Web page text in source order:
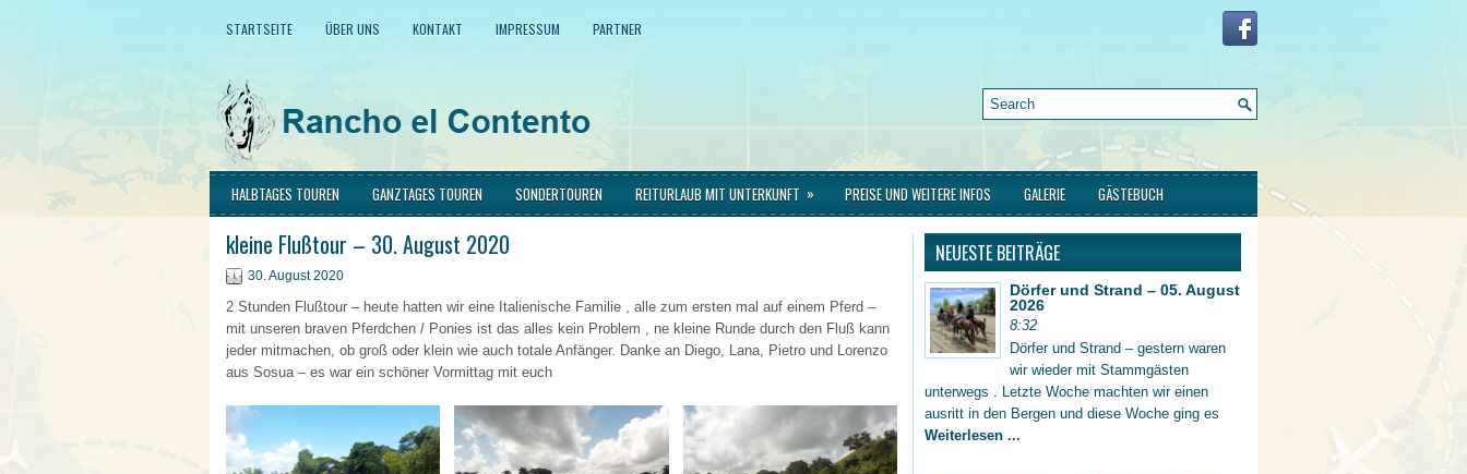
STARTSEITE ÜBER UNS KONTAKT IMPRESSUM PARTNER
HALBTAGES TOUREN GANZTAGES TOUREN SONDERTOUREN REITURLAUB MIT UNTERKUNFT » PREISE UND WEITERE INFOS GALERIE GÄSTEBUCH
kleine Flußtour – 30. August 2020
30. August 2020
2 Stunden Flußtour – heute hatten wir eine Italienische Familie , alle zum ersten mal auf einem Pferd –
mit unseren braven Pferdchen / Ponies ist das alles kein Problem , ne kleine Runde durch den Fluß kann
jeder mitmachen, ob groß oder klein wie auch totale Anfänger. Danke an Diego, Lana, Pietro und Lorenzo
aus Sosua – es war ein schöner Vormittag mit euch
NEUESTE BEITRÄGE
Dörfer und Strand – 05. August
2026
8:32
Dörfer und Strand – gestern waren
wir wieder mit Stammgästen
unterwegs . Letzte Woche machten wir einen
ausritt in den Bergen und diese Woche ging es
Weiterlesen ...